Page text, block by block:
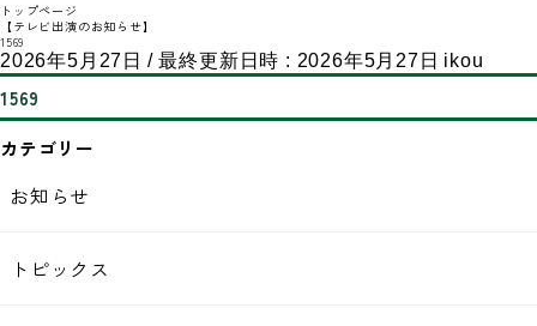
トップページ
【テレビ出演のお知らせ】
1569
2026年5月27日 / 最終更新日時 : 2026年5月27日 ikou
1569
カテゴリー
お知らせ
トピックス